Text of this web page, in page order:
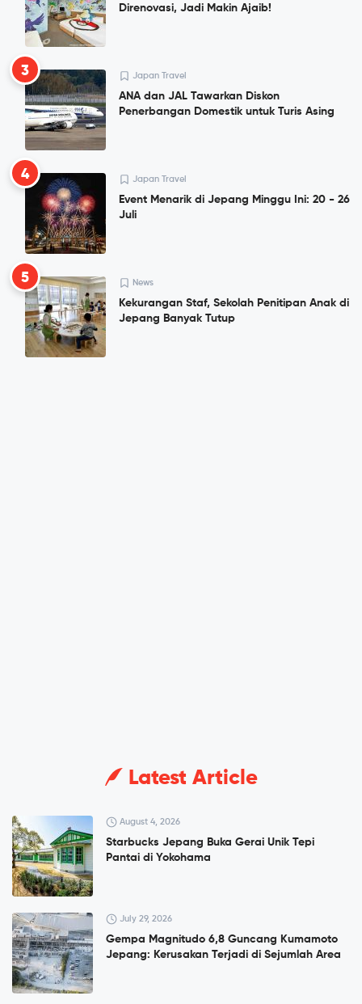
Direnovasi, Jadi Makin Ajaib!
3 Japan Travel
ANA dan JAL Tawarkan Diskon
Penerbangan Domestik untuk Turis Asing
4 Japan Travel
Event Menarik di Jepang Minggu Ini: 20 - 26
Juli
5 News
Kekurangan Staf, Sekolah Penitipan Anak di
Jepang Banyak Tutup
Latest Article
August 4, 2026
Starbucks Jepang Buka Gerai Unik Tepi
Pantai di Yokohama
July 29, 2026
Gempa Magnitudo 6,8 Guncang Kumamoto
Jepang: Kerusakan Terjadi di Sejumlah Area